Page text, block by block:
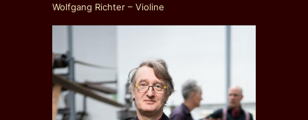
Wolfgang Richter – Violine